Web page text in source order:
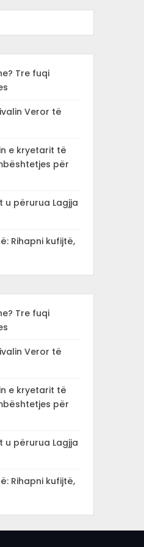
Tre fuqi
Veror të
e kryetarit të
për
u përurua Lagjja
Rihapni kufijtë,
Tre fuqi
Veror të
e kryetarit të
për
u përurua Lagjja
Rihapni kufijtë,